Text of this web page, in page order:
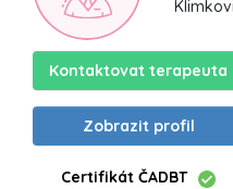
Kontaktovat terapeuta
Zobrazit profil
Certifikát ČADBT